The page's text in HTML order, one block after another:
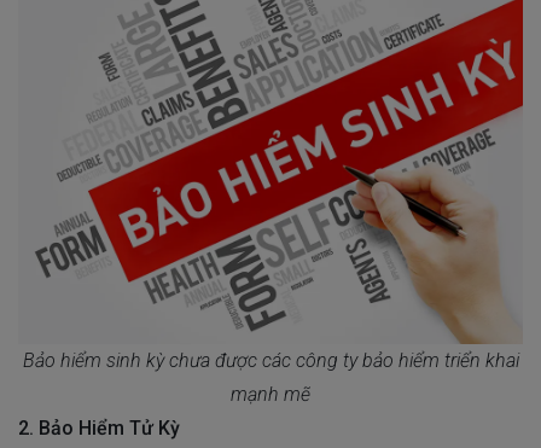
Bảo hiểm sinh kỳ chưa được các công ty bảo hiểm triển khai
mạnh mẽ
2. Bảo Hiểm Tử Kỳ